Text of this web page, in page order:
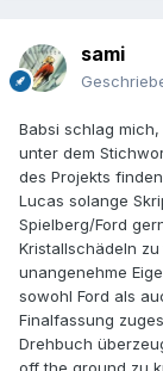
sami
Babsi schlag
unter dem
des Projekts
Lucas solange
Spielberg/Ford
Kristallschädeln
unangenehme
sowohl Ford als
Finalfassung
Drehbuch